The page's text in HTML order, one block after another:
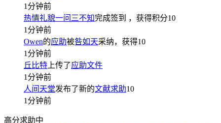
1分钟前
热情礼貌一问三不知完成签到 ，获得积分10
1分钟前
Owen的应助被咎如天采纳，获得10
1分钟前
丘比特 上传了应助文件
1分钟前
人间天堂发布了新的文献求助10
1分钟前
高分求助中